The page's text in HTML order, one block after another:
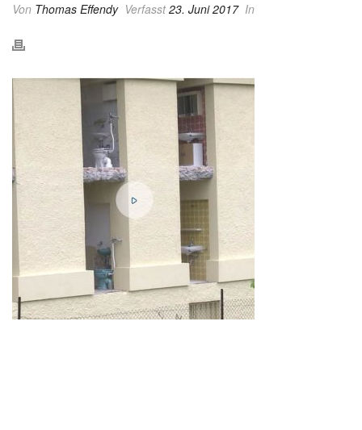
Von Thomas Effendy Verfasst23. Juni 2017 In